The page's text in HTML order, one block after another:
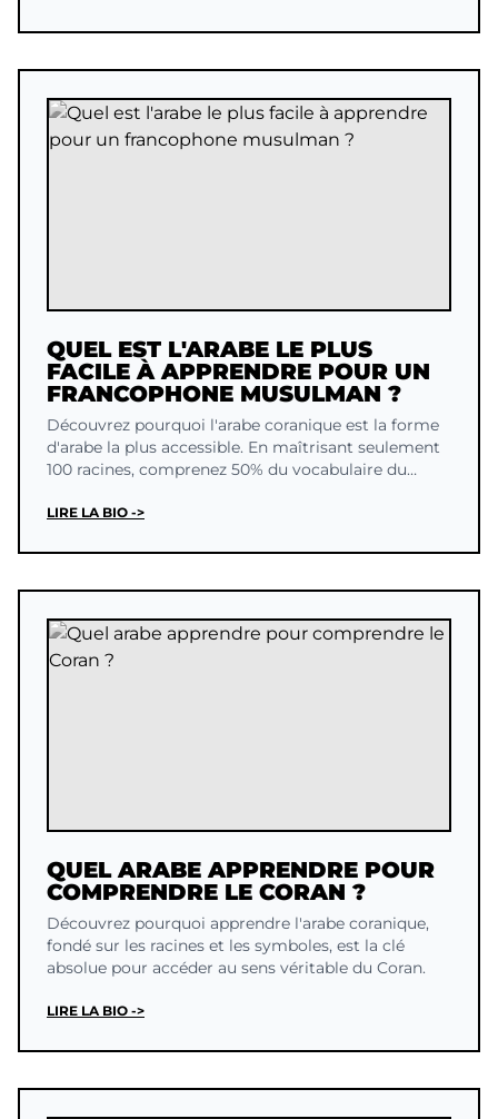
QUEL EST L'ARABE LE PLUS
FACILE À APPRENDRE POUR UN
FRANCOPHONE MUSULMAN ?
Découvrez pourquoi l'arabe coranique est la forme
d'arabe la plus accessible. En maîtrisant seulement
100 racines, comprenez 50% du vocabulaire du
LIRE LA BIO ->
QUEL ARABE APPRENDRE POUR
COMPRENDRE LE CORAN ?
Découvrez pourquoi apprendre l'arabe coranique,
fondé sur les racines et les symboles, est la clé
absolue pour accéder au sens véritable du Coran.
LIRE LA BIO ->